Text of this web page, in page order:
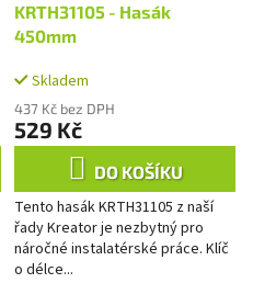
KRTH31105 - Hasák
450mm
Skladem
437 Kč bez DPH
529 Kč
DO KOŠÍKU
Tento hasák KRTH31105 z naší
řady Kreator je nezbytný pro
náročné instalatérské práce. Klíč
o délce...